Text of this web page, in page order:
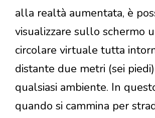
alla realtà aumentata, è
visualizzare sullo schermo
circolare virtuale tutta
distante due metri (sei
qualsiasi ambiente. In
quando si cammina per